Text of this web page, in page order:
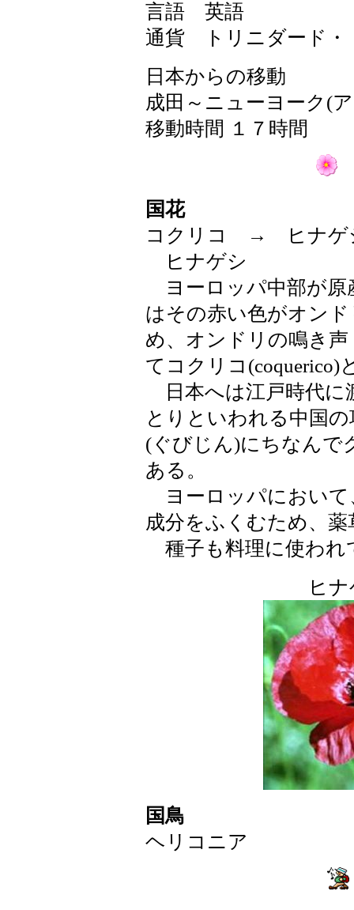
言語 英語
通貨 トリニダード・
日本からの移動
成田～ニューヨーク(
移動時間 １７時間
国花
コクリコ → ヒナゲ
ヒナゲシ
ヨーロッパ中部が原
はその赤い色がオン
め、オンドリの鳴き声
てコクリコ(coquerico)
日本へは江戸時代に
とりといわれる中国
(ぐびじん)にちなんで
ある。
ヨーロッパにおいて
成分をふくむため、
種子も料理に使われ
ヒ
国鳥
ヘリコニア